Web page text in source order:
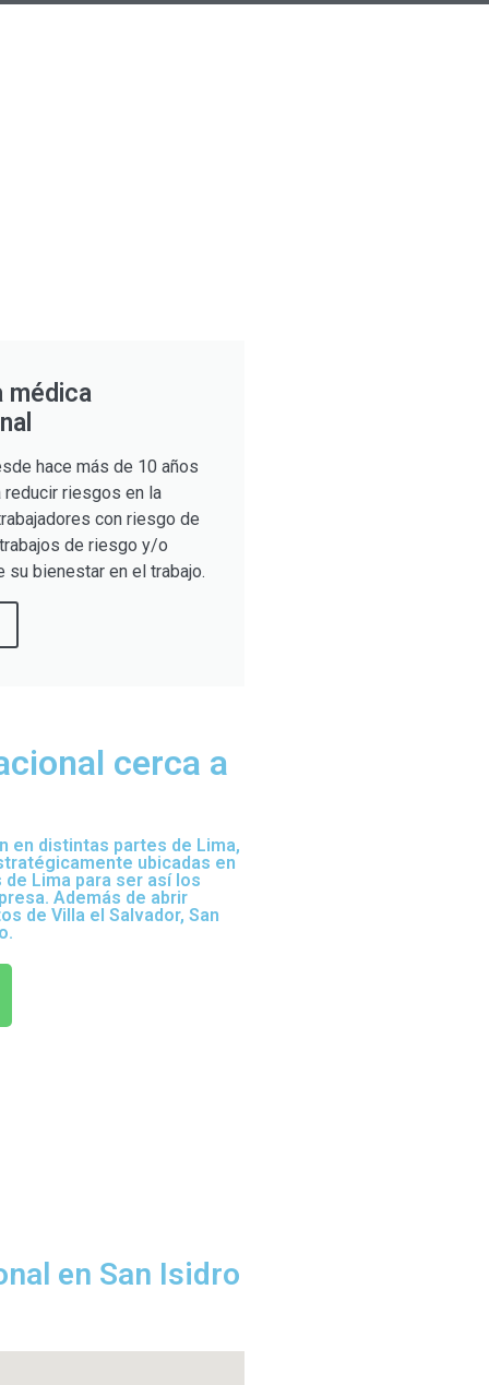
médica
hace más de 10 años
reducir riesgos en la
con riesgo de
de riesgo y/o
su bienestar en el trabajo.
cerca a
en distintas partes de Lima,
ubicadas en
Lima para ser así los
Además de abrir
de Villa el Salvador, San
en San Isidro